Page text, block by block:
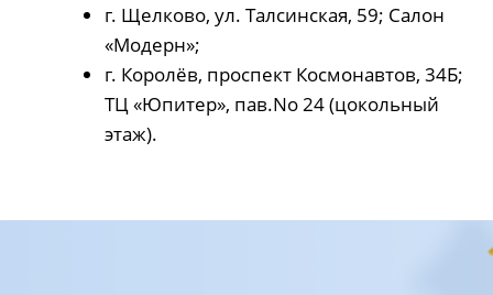
г. Щелково, ул. Талсинская, 59; Салон
«Модерн»;
г. Королёв, проспект Космонавтов, 34Б;
ТЦ «Юпитер», пав.No 24 (цокольный
этаж).